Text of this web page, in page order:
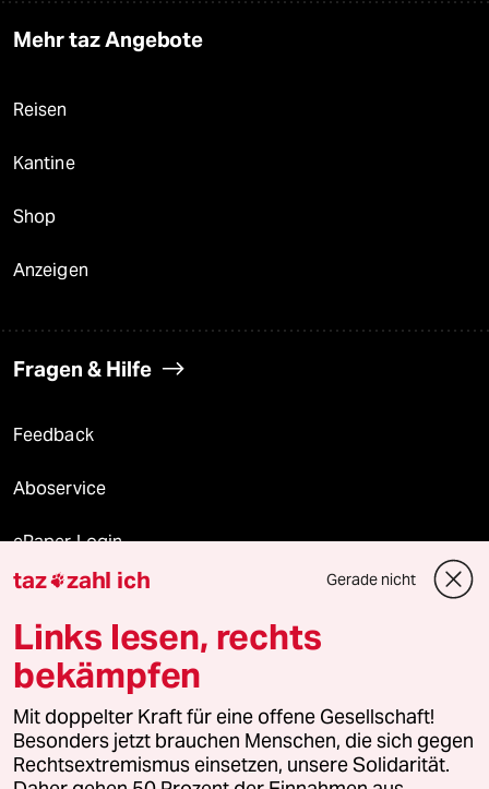
Mehr taz Angebote
Reisen
Kantine
Shop
Anzeigen
Fragen & Hilfe
Feedback
Aboservice
ePaper Login
Downloads für Abonnierende
© 2026 taz Verlags und Vertriebs GmbH
Alle Rechte vorbehalten. Bei rechtlichen Fragen oder für Genehmigungen
wenden Sie sich bitte an
lizenzen@taz.de
taz zahl ich Gerade nicht
Links lesen, rechts
bekämpfen
Mit doppelter Kraft für eine offene Gesellschaft!
Besonders jetzt brauchen Menschen, die sich gegen
Rechtsextremismus einsetzen, unsere Solidarität.